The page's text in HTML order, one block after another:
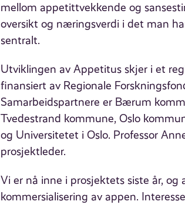
mellom appetittvekkende og
oversikt og næringsverdi i det man
sentralt.
Utviklingen av Appetitus skjer i et
finansiert av Regionale
Samarbeidspartnere er Bærum
Tvedestrand kommune, Oslo
og Universitetet i Oslo. Professor
prosjektleder.
Vi er nå inne i prosjektets siste år, og
kommersialisering av appen.